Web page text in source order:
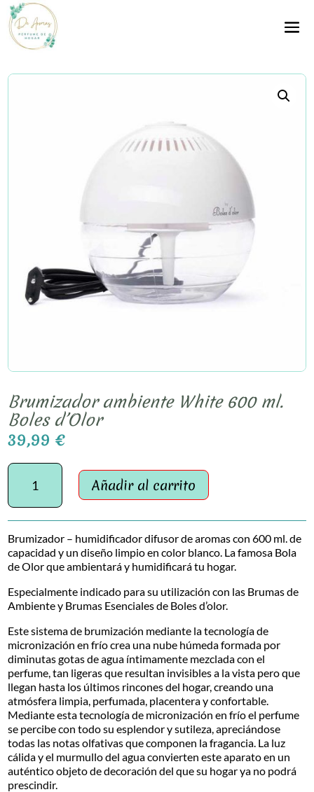
Brumizador ambiente White 600 ml.
Boles d’Olor
39,99€
Brumizador
ambiente
600
ml.
Boles
d'Olor
cantidad
Añadir al carrito
Brumizador – humidificador difusor de aromas con 600 ml. de
capacidad y un diseño limpio en color blanco. La famosa Bola
de Olor que ambientará y humidificará tu hogar.
Especialmente indicado para su utilización con las Brumas de
Ambiente y Brumas Esenciales de Boles d’olor.
Este sistema de brumización mediante la tecnología de
micronización en frío crea una nube húmeda formada por
diminutas gotas de agua íntimamente mezclada con el
perfume, tan ligeras que resultan invisibles a la vista pero que
llegan hasta los últimos rincones del hogar, creando una
atmósfera limpia, perfumada, placentera y confortable.
Mediante esta tecnología de micronización en frío el perfume
se percibe con todo su esplendor y sutileza, apreciándose
todas las notas olfativas que componen la fragancia. La luz
cálida y el murmullo del agua convierten este aparato en un
auténtico objeto de decoración del que su hogar ya no podrá
prescindir.